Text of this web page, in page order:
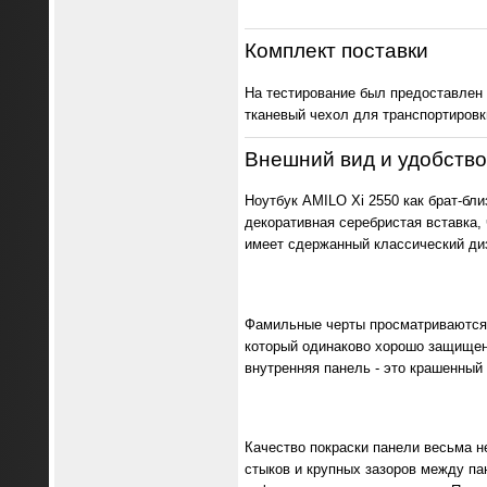
Комплект поставки
На тестирование был
тканевый чехол для
Внешний вид и
Ноутбук AMILO Xi 2550 как брат-
декоративная серебристая
имеет сдержанный классический
Фамильные черты просматриваются
который одинаково хорошо
внутренняя панель - это крашенный
Качество покраски панели весьма
стыков и крупных зазоров между